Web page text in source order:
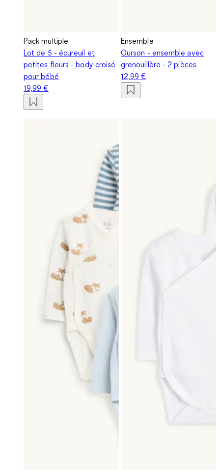
Pack multiple
Lot de 5 - écureuil et
petites fleurs - body croisé
pour bébé
19,99 €
Ensemble
Ourson - ensemble avec
grenouillère - 2 pièces
12,99 €